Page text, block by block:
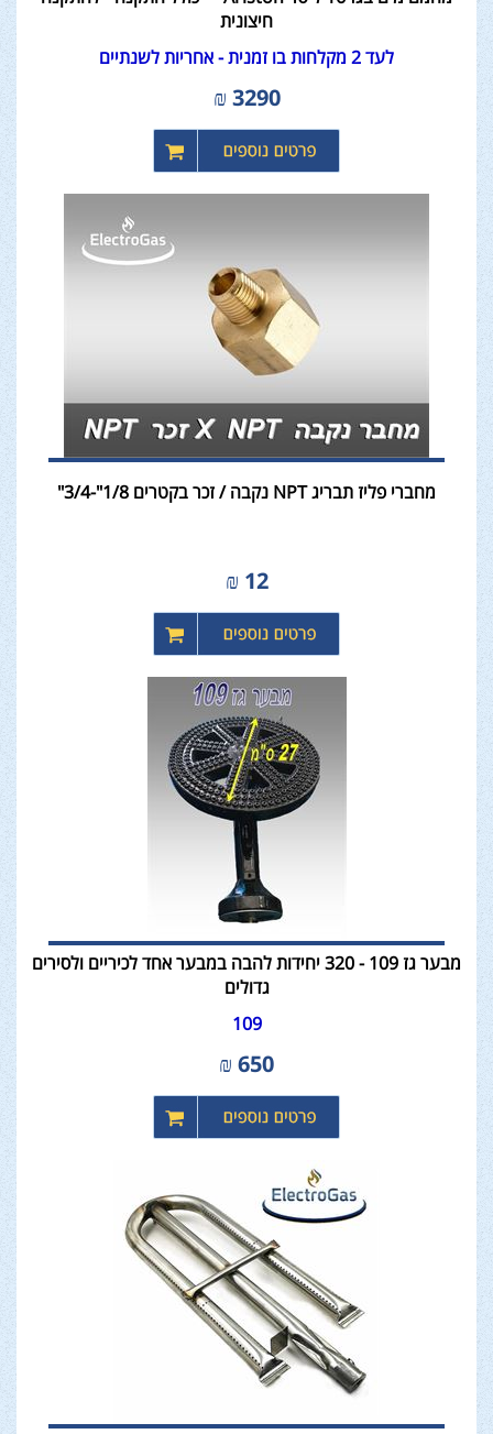
חיצונית
לעד 2 מקלחות בו זמנית - אחריות לשנתיים
3290
₪
מחברי פליז תבריג NPT נקבה / זכר בקטרים 1/8"-3/4"
12
₪
מבער גז 109 - 320 יחידות להבה במבער אחד לכיריים ולסירים
גדולים
109
650
₪